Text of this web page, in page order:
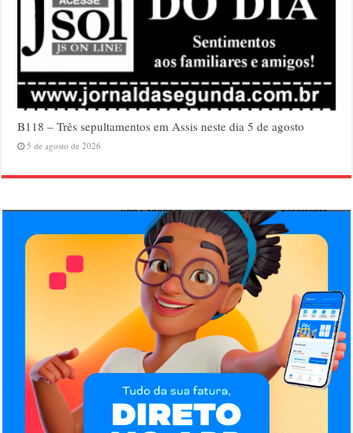
B118 – Três sepultamentos em Assis neste dia 5 de agosto
5 de agosto de 2026